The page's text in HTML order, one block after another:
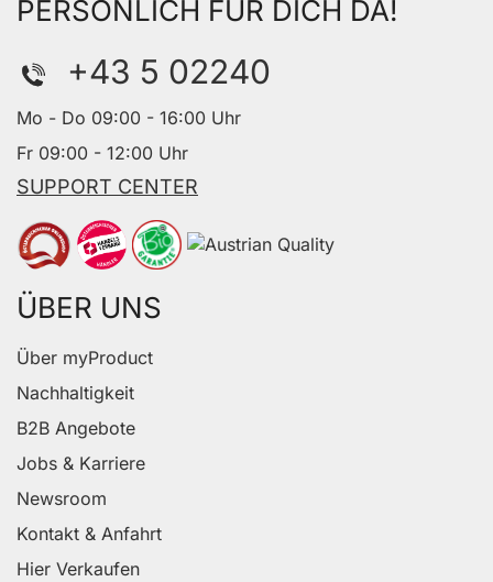
PERSÖNLICH FÜR DICH DA!
+43 5 02240
Mo - Do 09:00 - 16:00 Uhr
Fr 09:00 - 12:00 Uhr
SUPPORT CENTER
ÜBER UNS
Über myProduct
Nachhaltigkeit
B2B Angebote
Jobs & Karriere
Newsroom
Kontakt & Anfahrt
Hier Verkaufen